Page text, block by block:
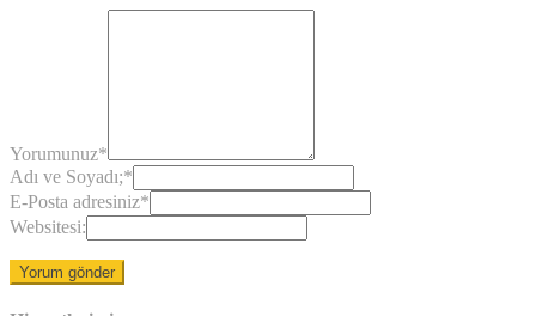
Yorumunuz*
Adı ve Soyadı;*
E-Posta adresiniz*
Websitesi: